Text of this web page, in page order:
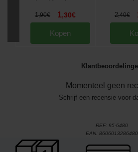
1,90€ 1,30€
Kopen
2,40€
Momenteel geen
Schrijf een recensie voor
REF: 95-6480
EAN: 8606013286480